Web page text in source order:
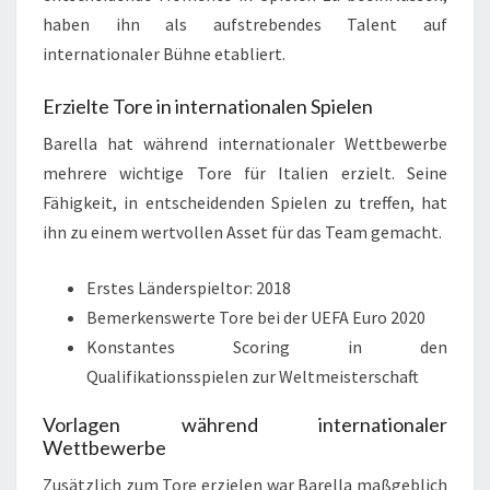
haben ihn als aufstrebendes Talent auf
internationaler Bühne etabliert.
Erzielte Tore in internationalen Spielen
Barella hat während internationaler Wettbewerbe
mehrere wichtige Tore für Italien erzielt. Seine
Fähigkeit, in entscheidenden Spielen zu treffen, hat
ihn zu einem wertvollen Asset für das Team gemacht.
Erstes Länderspieltor: 2018
Bemerkenswerte Tore bei der UEFA Euro 2020
Konstantes Scoring in den
Qualifikationsspielen zur Weltmeisterschaft
Vorlagen während internationaler
Wettbewerbe
Zusätzlich zum Tore erzielen war Barella maßgeblich